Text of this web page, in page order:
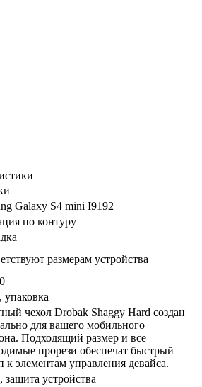
Galaxy S4 mini I9192
по контуру
размерам устройства
упаковка
чехол Drobak Shaggy Hard создан
для вашего мобильного
Подходящий размер и все
прорези обеспечат быстрый
к элементам управления девайса.
защита устройства